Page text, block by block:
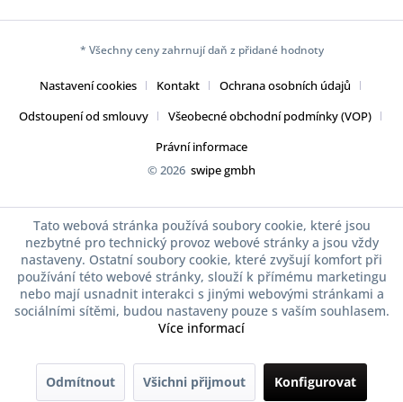
* Všechny ceny zahrnují daň z přidané hodnoty
Nastavení cookies Kontakt
Ochrana osobních údajů
Odstoupení od smlouvy
Všeobecné obchodní podmínky (VOP)
Právní informace
© 2026 swipe gmbh
Tato webová stránka používá soubory cookie, které jsou
nezbytné pro technický provoz webové stránky a jsou vždy
nastaveny. Ostatní soubory cookie, které zvyšují komfort při
používání této webové stránky, slouží k přímému marketingu
nebo mají usnadnit interakci s jinými webovými stránkami a
sociálními sítěmi, budou nastaveny pouze s vaším souhlasem.
Více informací
Odmítnout Všichni přijmout Konfigurovat